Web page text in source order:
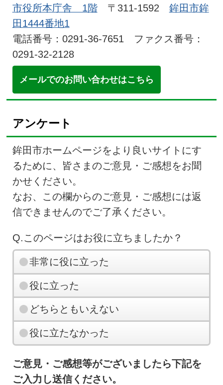
市役所本庁舎 1階〒311-1592 鉾田市鉾
田1444番地1
電話番号：0291-36-7651 ファクス番号：
0291-32-2128
メールでのお問い合わせはこちら
アンケート
鉾田市ホームページをより良いサイトにす
るために、皆さまのご意見・ご感想をお聞
かせください。
なお、この欄からのご意見・ご感想には返
信できませんのでご了承ください。
Q.このページはお役に立ちましたか？
非常に役に立った
役に立った
どちらともいえない
役に立たなかった
ご意見・ご感想等がございましたら下記を
ご入力し送信ください。